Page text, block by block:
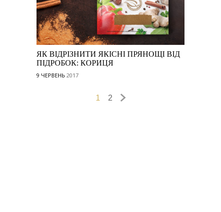
ЯК ВІДРІЗНИТИ ЯКІСНІ ПРЯНОЩІ ВІД
ПІДРОБОК: КОРИЦЯ
9 ЧЕРВЕНЬ 2017
1 2